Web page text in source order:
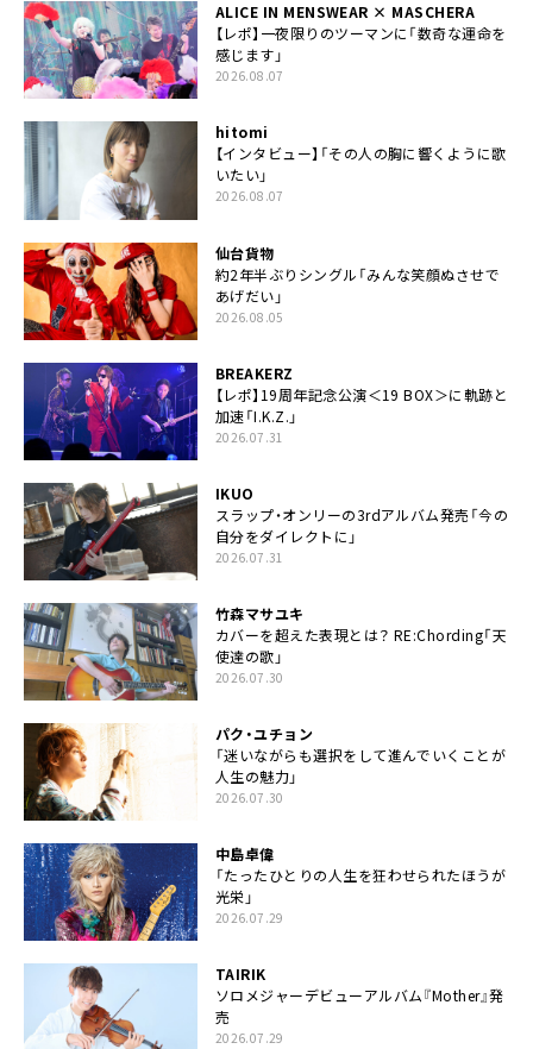
ALICE IN MENSWEAR × MASCHERA
【レポ】一夜限りのツーマンに「数奇な運命を
感じます」
2026.08.07
hitomi
【インタビュー】「その人の胸に響くように歌
いたい」
2026.08.07
仙台貨物
約2年半ぶりシングル「みんな笑顔ぬさせで
あげだい」
2026.08.05
BREAKERZ
【レポ】19周年記念公演＜19 BOX＞に軌跡と
加速「I.K.Z.」
2026.07.31
IKUO
スラップ・オンリーの3rdアルバム発売「今の
自分をダイレクトに」
2026.07.31
竹森マサユキ
カバーを超えた表現とは？ RE:Chording「天
使達の歌」
2026.07.30
パク・ユチョン
「迷いながらも選択をして進んでいくことが
人生の魅力」
2026.07.30
中島卓偉
「たったひとりの人生を狂わせられたほうが
光栄」
2026.07.29
TAIRIK
ソロメジャーデビューアルバム『Mother』発
売
2026.07.29